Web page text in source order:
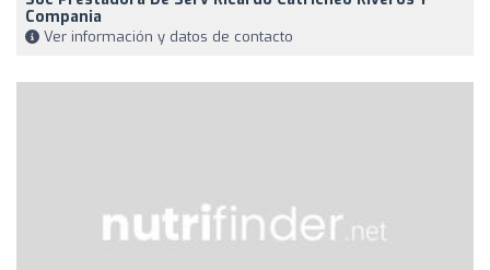
Compania
Ver información y datos de contacto